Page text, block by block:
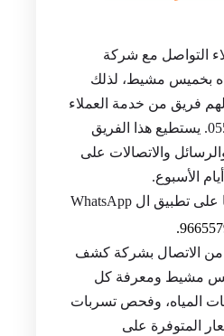
التواصل مع شركة
بخميس مشيط، لذلك
فريق من خدمة العملاء
على رقم 0557997714. يستطيع هذا الفريق
والاتصالات على
الأسبوع.
يمكنك التواصل معنا على تطبيق ال WhatsApp
من الاتصال بشركة كشف
مشيط ومعرفة كل